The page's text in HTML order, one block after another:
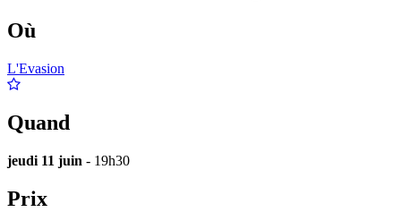
Où
L'Evasion
Quand
jeudi 11 juin - 19h30
Prix